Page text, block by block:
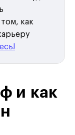
как
и как